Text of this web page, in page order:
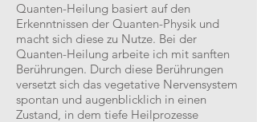
Quanten-Heilung basiert auf den
Erkenntnissen der Quanten-Physik und
macht sich diese zu Nutze. Bei der
Quanten-Heilung arbeite ich mit sanften
Berührungen. Durch diese Berührungen
versetzt sich das vegetative Nervensystem
spontan und augenblicklich in einen
Zustand, in dem tiefe Heilprozesse